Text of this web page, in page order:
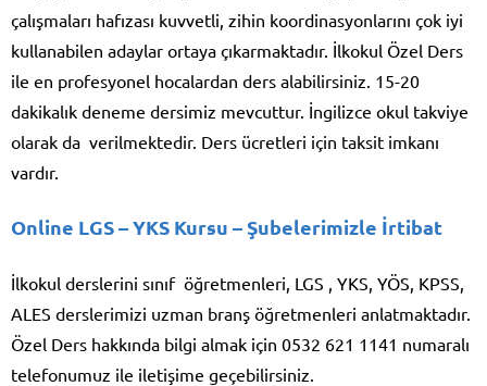
çalışmaları hafızası kuvvetli, zihin koordinasyonlarını çok iyi
kullanabilen adaylar ortaya çıkarmaktadır. İlkokul Özel Ders
ile en profesyonel hocalardan ders alabilirsiniz. 15-20
dakikalık deneme dersimiz mevcuttur. İngilizce okul takviye
olarak da verilmektedir. Ders ücretleri için taksit imkanı
vardır.
Online LGS – YKS Kursu – Şubelerimizle İrtibat
İlkokul derslerini sınıf öğretmenleri, LGS , YKS, YÖS, KPSS,
ALES derslerimizi uzman branş öğretmenleri anlatmaktadır.
Özel Ders hakkında bilgi almak için 0532 621 1141 numaralı
telefonumuz ile iletişime geçebilirsiniz.